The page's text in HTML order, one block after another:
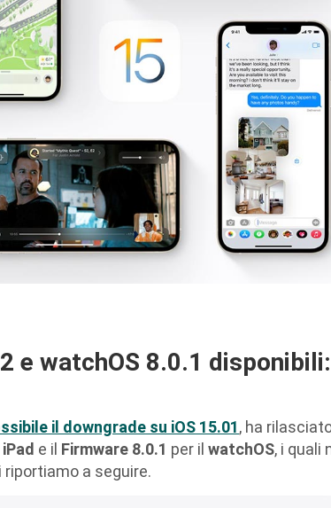
e watchOS 8.0.1
il downgrade su iOS 15.01, ha
e il Firmware 8.0.1 per il watchOS, i quali
a seguire.